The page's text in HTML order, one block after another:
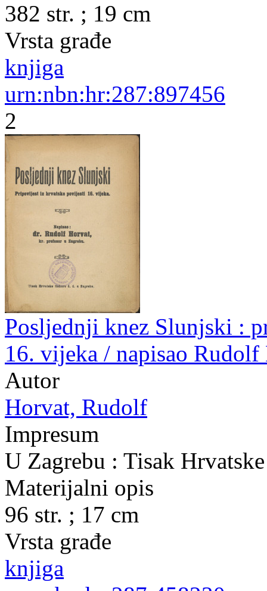
382 str. ; 19 cm
Vrsta građe
knjiga
urn:nbn:hr:287:897456
2
Posljednji knez Slunjski :
16. vijeka / napisao Rudolf
Autor
Horvat, Rudolf
Impresum
U Zagrebu : Tisak
Materijalni opis
96 str. ; 17 cm
Vrsta građe
knjiga